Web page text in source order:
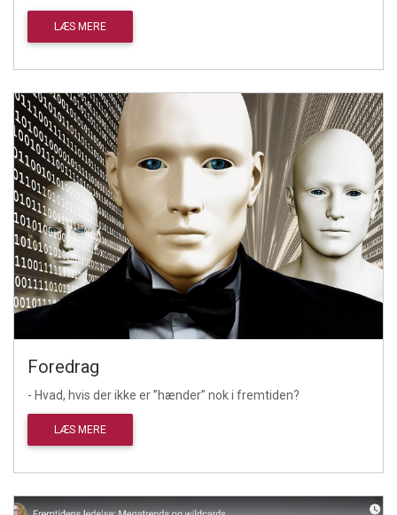
LÆS MERE
Foredrag
- Hvad, hvis der ikke er ”hænder” nok i fremtiden?
LÆS MERE